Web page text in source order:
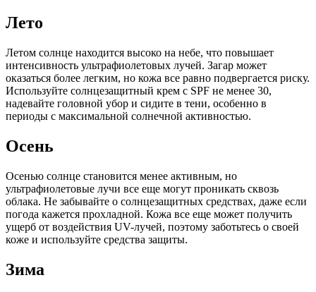
Лето
Летом солнце находится высоко на небе, что повышает
интенсивность ультрафиолетовых лучей. Загар может
оказаться более легким, но кожа все равно подвергается риску.
Используйте солнцезащитный крем с SPF не менее 30,
надевайте головной убор и сидите в тени, особенно в
периоды с максимальной солнечной активностью.
Осень
Осенью солнце становится менее активным, но
ультрафиолетовые лучи все еще могут проникать сквозь
облака. Не забывайте о солнцезащитных средствах, даже если
погода кажется прохладной. Кожа все еще может получить
ущерб от воздействия UV-лучей, поэтому заботьтесь о своей
коже и используйте средства защиты.
Зима